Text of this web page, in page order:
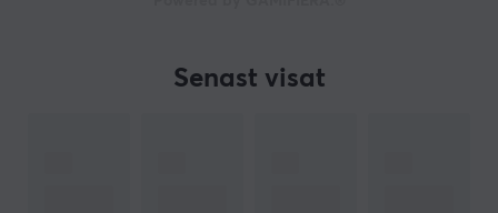
Senast visat